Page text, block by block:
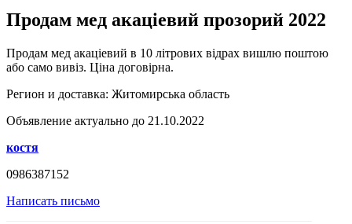
Продам мед акаціевий прозорий 2022
Продам мед акаціевий в 10 літрових відрах вишлю поштою
або само вивіз. Ціна договірна.
Регион и доставка: Житомирська область
Объявление актуально до 21.10.2022
костя
0986387152
Написать письмо